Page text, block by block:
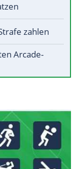
zahlen
Arcade-